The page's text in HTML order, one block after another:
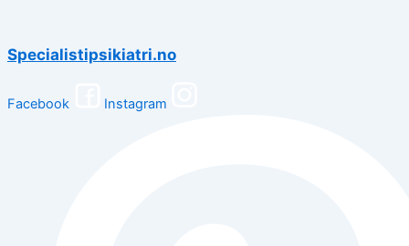
Specialistipsikiatri.no
Facebook Instagram